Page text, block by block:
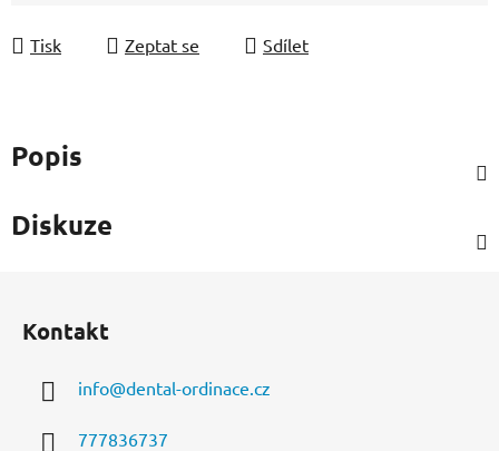
Tisk Zeptat se Sdílet
Popis
Diskuze
Kontakt
info@dental-ordinace.cz
777836737